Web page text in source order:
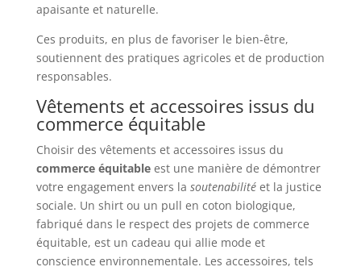
apaisante et naturelle.
Ces produits, en plus de favoriser le bien-être,
soutiennent des pratiques agricoles et de production
responsables.
Vêtements et accessoires issus du
commerce équitable
Choisir des vêtements et accessoires issus du
commerce équitableest une manière de démontrer
votre engagement envers la soutenabilitéet la justice
sociale. Un shirt ou un pull en coton biologique,
fabriqué dans le respect des projets de commerce
équitable, est un cadeau qui allie mode et
conscience environnementale. Les accessoires, tels